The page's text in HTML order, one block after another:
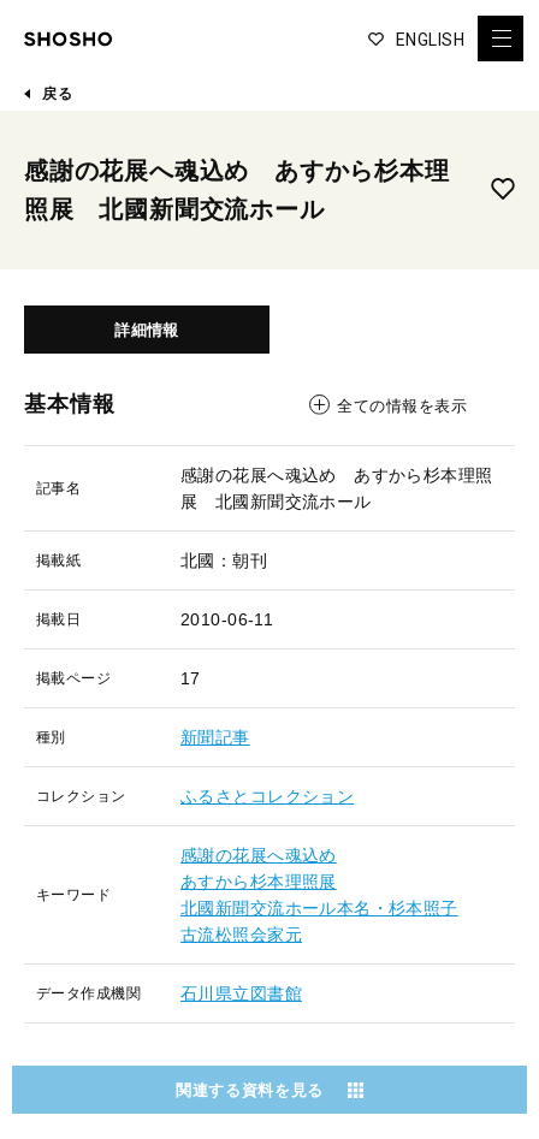
ENGLISH
戻る
感謝の花展へ魂込め あすから杉本理
照展 北國新聞交流ホール
詳細情報
基本情報 全ての情報を表示
記事名
感謝の花展へ魂込め あすから杉本理照
展 北國新聞交流ホール
掲載紙 北國：朝刊
掲載日 2010-06-11
掲載ページ 17
種別 新聞記事
コレクション ふるさとコレクション
キーワード
感謝の花展へ魂込め
あすから杉本理照展
北國新聞交流ホール本名・杉本照子
古流松照会家元
データ作成機関 石川県立図書館
関連する資料を見る